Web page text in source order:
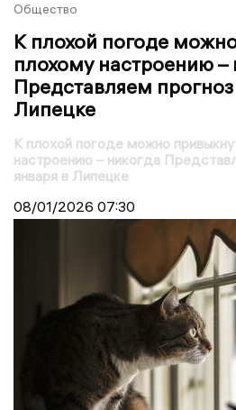
Общество
К плохой погоде
плохому настроению –
Представляем
Липецке
К плохой погоде можно
настроению – никогда
января в Липецке
08/01/2026 07:30